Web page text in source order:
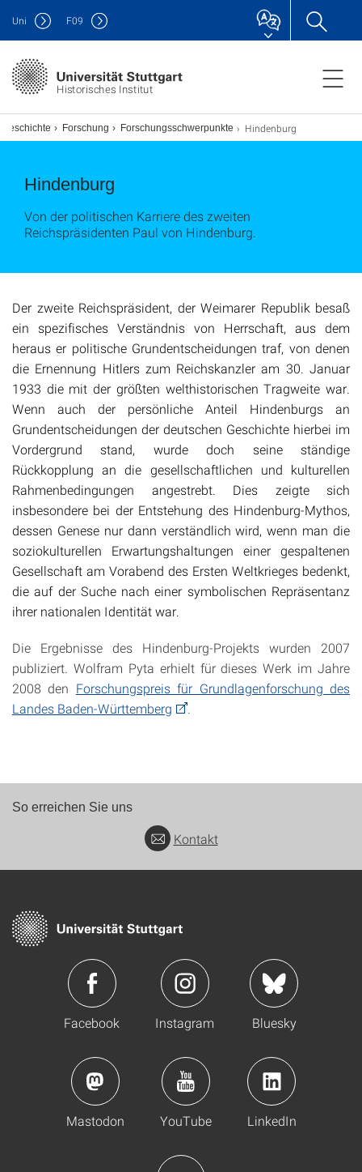
Historisches Institut
Uni F09
Forschung Forschungsschwerpunkte Hindenburg
Hindenburg
Von der politischen Karriere des zweiten
Reichspräsidenten Paul von Hindenburg.
Der zweite Reichspräsident, der Weimarer Republik besaß
ein spezifisches Verständnis von Herrschaft, aus dem
heraus er politische Grundentscheidungen traf, von denen
die Ernennung Hitlers zum Reichskanzler am 30. Januar
1933 die mit der größten welthistorischen Tragweite war.
Wenn auch der persönliche Anteil Hindenburgs an
Grundentscheidungen der deutschen Geschichte hierbei im
Vordergrund stand, wurde doch seine ständige
Rückkopplung an die gesellschaftlichen und kulturellen
Rahmenbedingungen angestrebt. Dies zeigte sich
insbesondere bei der Entstehung des Hindenburg-Mythos,
dessen Genese nur dann verständlich wird, wenn man die
soziokulturellen Erwartungshaltungen einer gespaltenen
Gesellschaft am Vorabend des Ersten Weltkrieges bedenkt,
die auf der Suche nach einer symbolischen Repräsentanz
ihrer nationalen Identität war.
Die Ergebnisse des Hindenburg-Projekts wurden 2007
publiziert. Wolfram Pyta erhielt für dieses Werk im Jahre
2008 den Forschungspreis für Grundlagenforschung des
Landes Baden-Württemberg
So erreichen Sie uns
Kontakt
Facebook Instagram Bluesky
Mastodon YouTube LinkedIn